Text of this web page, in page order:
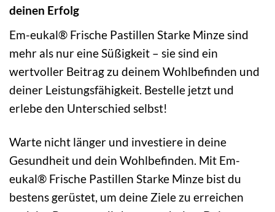
deinen Erfolg
Em-eukal® Frische Pastillen Starke Minze sind
mehr als nur eine Süßigkeit – sie sind ein
wertvoller Beitrag zu deinem Wohlbefinden und
deiner Leistungsfähigkeit. Bestelle jetzt und
erlebe den Unterschied selbst!
Warte nicht länger und investiere in deine
Gesundheit und dein Wohlbefinden. Mit Em-
eukal® Frische Pastillen Starke Minze bist du
bestens gerüstet, um deine Ziele zu erreichen